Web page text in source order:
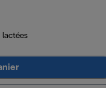
lactées